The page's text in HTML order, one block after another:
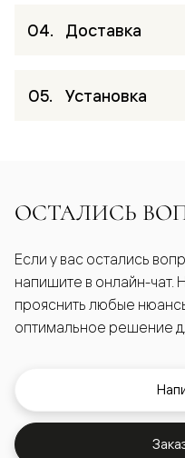
Доставка
Установка
ОСТАЛИСЬ
Если у вас остались
напишите в онлайн-чат.
прояснить любые
оптимальное решение